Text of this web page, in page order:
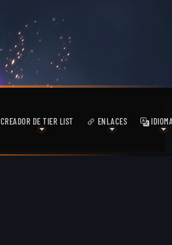
CREADOR DE TIER LIST ENLACES